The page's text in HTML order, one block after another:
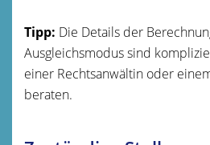
Tipp: Die Details der
Ausgleichsmodus sind
einer Rechtsanwältin oder
beraten.